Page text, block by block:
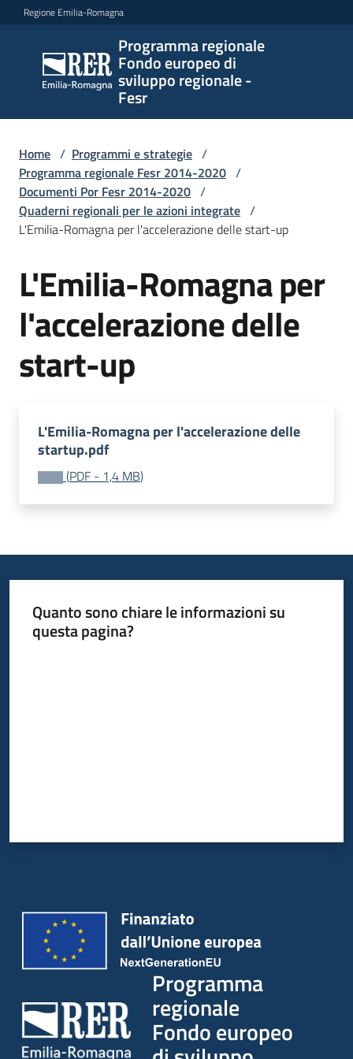
Vai al contenuto
Vai alla navigazione
Vai al footer
Regione Emilia-Romagna
Programma regionale
Fondo europeo di
sviluppo regionale -
Fesr
Programma
regionale
Fondo
europeo di
regionale -
Fesr
Programmi
Progetti
attività
Servizi
Home / Programmi e strategie /
Programma regionale Fesr 2014-2020 /
Documenti Por Fesr 2014-2020 /
Quaderni regionali per le azioni integrate /
L'Emilia-Romagna per l'accelerazione delle start-up
L'Emilia-Romagna per
l'accelerazione delle
start-up
L'Emilia-Romagna per l'accelerazione delle
startup.pdf
(PDF - 1,4 MB)
Quanto sono chiare le informazioni su
questa pagina?
Programma
regionale
Fondo europeo